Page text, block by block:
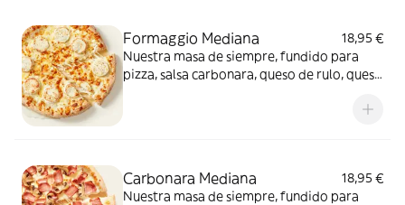
Formaggio Mediana
18,95 €
Nuestra masa de siempre, fundido para
pizza, salsa carbonara, queso de rulo, queso
cheddar, gouda, emmental , mozzarella y
Carbonara Mediana
18,95 €
Nuestra masa de siempre, fundido para